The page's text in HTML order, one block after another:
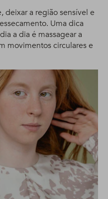
deixar a região sensível e
Uma dica
a dia é massagear a
movimentos circulares e